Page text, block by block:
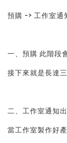
預購 -> 工作室通
一、預購 此階段
接下來就是長達
二、工作室通知
當工作室製作好